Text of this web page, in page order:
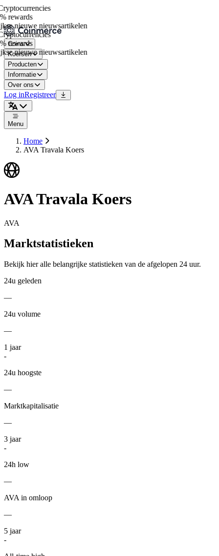
rewards
nieuwe nieuwsartikelen
rewards
nieuwe nieuwsartikelen
Coins
Koersen
Producten
Informatie
Over ons
Log inRegistreer
Menu
Home
AVA Travala Koers
AVA Travala Koers
AVA
Marktstatistieken
Bekijk hier alle belangrijke statistieken van de afgelopen 24 uur.
24u geleden
—
24u volume
—
1 jaar
-
24u hoogste
—
Marktkapitalisatie
—
3 jaar
-
24h low
—
AVA in omloop
—
5 jaar
-